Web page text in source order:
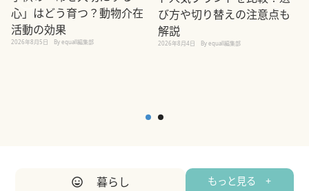
心」はどう育つ？動物介在
活動の効果
2026年8月5日 By equall編集部
び方や切り替えの注意点も
解説
2026年8月4日 By equall編集部
暮らし もっと見る +